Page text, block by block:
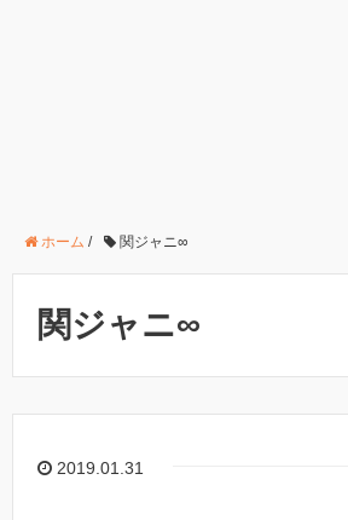
ホーム / 関ジャニ∞
関ジャニ∞
2019.01.31